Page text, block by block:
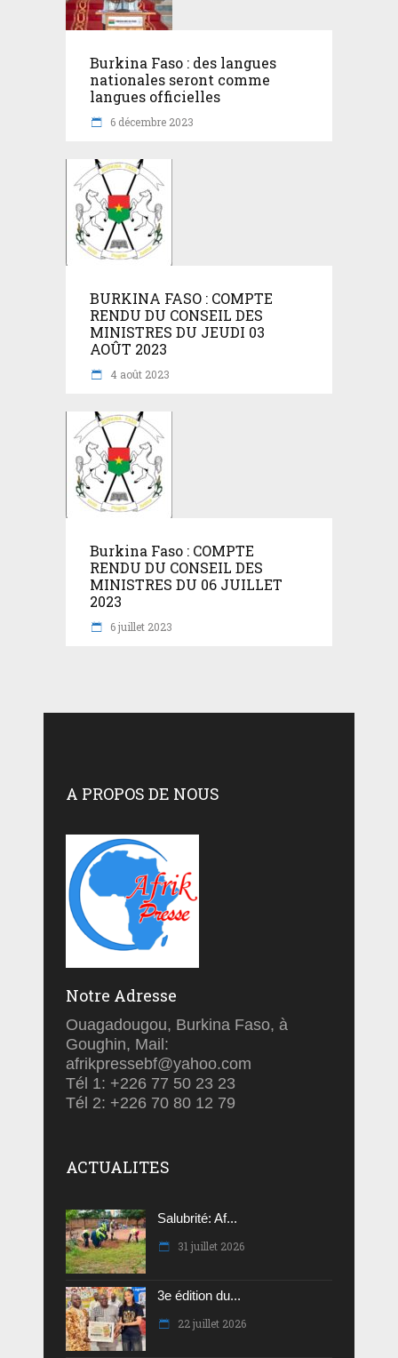
Burkina Faso : des langues
nationales seront comme
langues officielles
6 décembre 2023
BURKINA FASO : COMPTE
RENDU DU CONSEIL DES
MINISTRES DU JEUDI 03
AOÛT 2023
4 août 2023
Burkina Faso : COMPTE
RENDU DU CONSEIL DES
MINISTRES DU 06 JUILLET
2023
6 juillet 2023
A PROPOS DE NOUS
Notre Adresse
Ouagadougou, Burkina Faso, à
Goughin, Mail:
afrikpressebf@yahoo.com
Tél 1: +226 77 50 23 23
Tél 2: +226 70 80 12 79
ACTUALITES
Salubrité: Af...
31 juillet 2026
3e édition du...
22 juillet 2026